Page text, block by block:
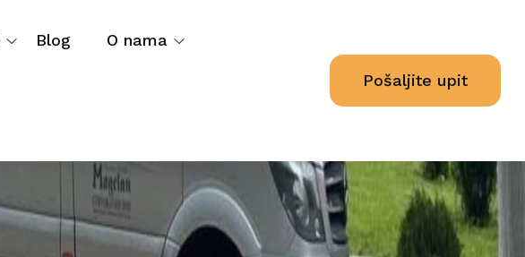
Blog O nama
Pošaljite upit